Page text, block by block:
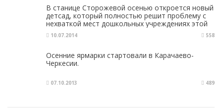
В cтанице Сторожевой осенью откроется новый
детсад, который полностью решит проблему с
нехваткой мест дошкольных учреждениях этой
станицы
10.07.2014 558
Осенние ярмарки стартовали в Карачаево-
Черкесии.
07.10.2013 489